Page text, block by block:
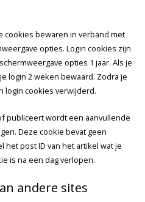
cookies bewaren in verband met
opties. Login cookies zijn
opties 1 jaar. Als je
login 2 weken bewaard. Zodra je
login cookies verwijderd.
publiceert wordt een aanvullende
Deze cookie bevat geen
post ID van het artikel wat je
is na een dag verlopen.
andere sites